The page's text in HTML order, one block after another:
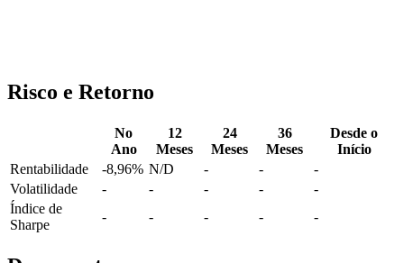
Risco e Retorno
No
Ano
12
Meses
24
Meses
36
Meses
Desde o
Início
Rentabilidade
-8,96% N/D - -
-
Volatilidade
- - - -
-
Índice de
Sharpe
- - - - -